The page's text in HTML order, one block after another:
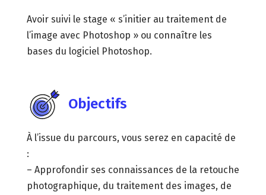
Avoir suivi le stage « s’initier au traitement de
l’image avec Photoshop » ou connaître les
bases du logiciel Photoshop.
Objectifs
À l’issue du parcours, vous serez en capacité de
:
– Approfondir ses connaissances de la retouche
photographique, du traitement des images, de